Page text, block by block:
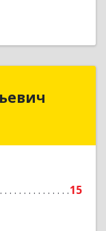
15